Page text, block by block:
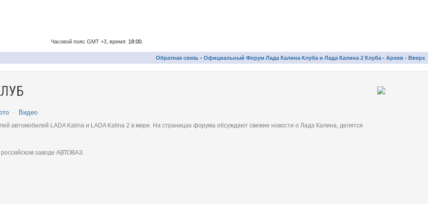
Часовой пояс GMT +3, время: 18:00.
Обратная связь - Официальный Форум Лада Калина Клуба и Лада Калина 2 Клуба - Архив - Вверх
· Видео
автомобилей LADA Kalina и LADA Kalina 2 в мире. На страницах форума обсуждают свежие новости о Лада Калина, делятся
заводе АВТОВАЗ.